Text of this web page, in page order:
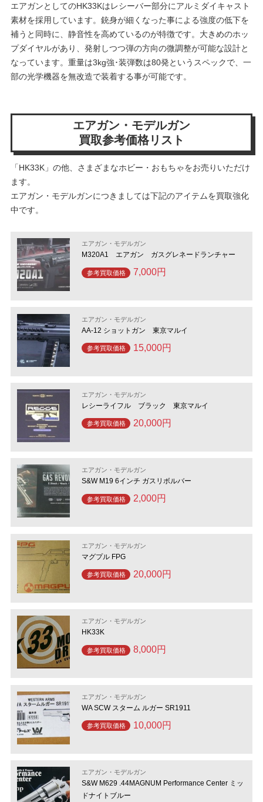
エアガンとしてのHK33Kはレシーバー部分にアルミダイキャスト
素材を採用しています。銃身が細くなった事による強度の低下を
補うと同時に、静音性を高めているのが特徴です。大きめのホッ
プダイヤルがあり、発射しつつ弾の方向の微調整が可能な設計と
なっています。重量は3kg強･装弾数は80発というスペックで、一
部の光学機器を無改造で装着する事が可能です。
エアガン・モデルガン
買取参考価格リスト
「HK33K」の他、さまざまなホビー・おもちゃをお売りいただけ
ます。
エアガン・モデルガンにつきましては下記のアイテムを買取強化
中です。
エアガン・モデルガン
M320A1 エアガン ガスグレネードランチャー
参考買取価格 7,000円
エアガン・モデルガン
AA-12 ショットガン 東京マルイ
参考買取価格 15,000円
エアガン・モデルガン
レシーライフル ブラック 東京マルイ
参考買取価格 20,000円
エアガン・モデルガン
S&W M19 6インチ ガスリボルバー
参考買取価格 2,000円
エアガン・モデルガン
マグプル FPG
参考買取価格 20,000円
エアガン・モデルガン
HK33K
参考買取価格 8,000円
エアガン・モデルガン
WA SCW スターム ルガー SR1911
参考買取価格 10,000円
エアガン・モデルガン
S&W M629 .44MAGNUM Performance Center ミッ
ドナイトブルー